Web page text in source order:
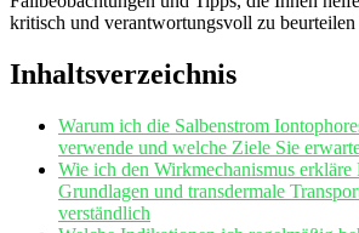
kritisch und verantwortungsvoll ⁣zu beurteilen
Inhaltsverzeichnis
Warum ich die⁢ Salbenstrom
verwende und welche Ziele ‍Sie
Wie ich ⁤den Wirkmechanismus erkläre
Grundlagen und transdermale
verständlich